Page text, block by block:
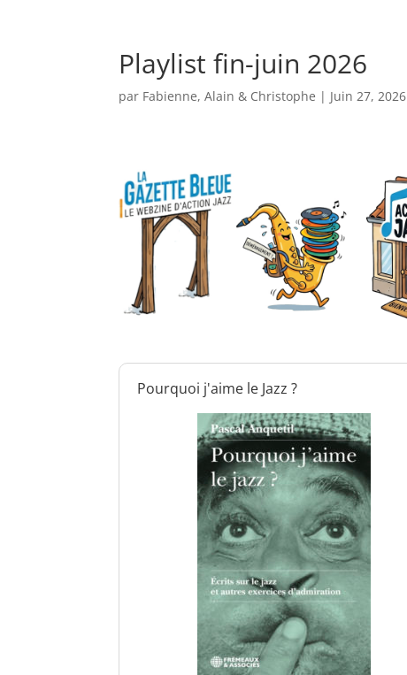
Playlist fin-juin 2026
par Fabienne, Alain & Christophe | Juin 27, 2026
Pourquoi j'aime le Jazz ?